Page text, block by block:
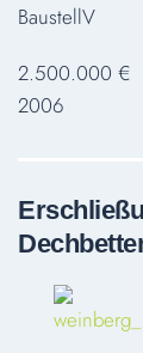
BaustellV
2.500.000 €
2006